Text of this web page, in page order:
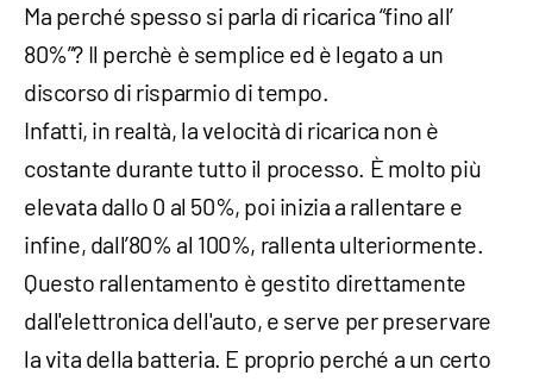
Ma perché spesso si parla di ricarica “fino all’
80%”? Il perchè è semplice ed è legato a un
discorso di risparmio di tempo.
Infatti, in realtà, la velocità di ricarica non è
costante durante tutto il processo. È molto più
elevata dallo 0 al 50%, poi inizia a rallentare e
infine, dall’80% al 100%, rallenta ulteriormente.
Questo rallentamento è gestito direttamente
dall'elettronica dell'auto, e serve per preservare
la vita della batteria. E proprio perché a un certo